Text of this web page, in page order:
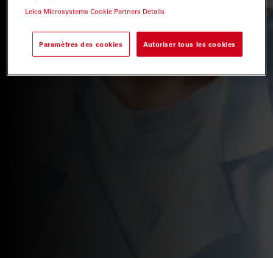
Leica Microsystems Cookie Partners Details
Paramètres des cookies Autoriser tous les cookies